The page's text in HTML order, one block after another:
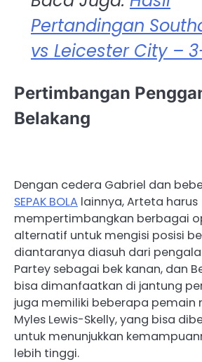
Pertandingan
vs Leicester City –
Pertimbangan
Belakang
Dengan cedera Gabriel dan
SEPAK BOLA lainnya, Arteta harus
mempertimbangkan berbagai
alternatif untuk mengisi posisi
diantaranya diasuh dari
Partey sebagai bek kanan, dan
bisa dimanfaatkan di jantung
juga memiliki beberapa pemain
Myles Lewis-Skelly, yang bisa
untuk menunjukkan
lebih tinggi.